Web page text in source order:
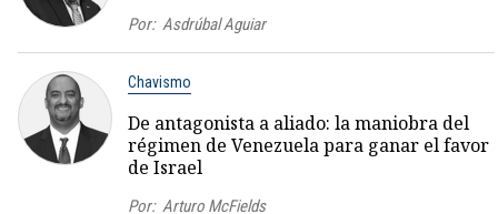
Por: Asdrúbal Aguiar
Chavismo
De antagonista a aliado: la maniobra del
régimen de Venezuela para ganar el favor
de Israel
Por: Arturo McFields